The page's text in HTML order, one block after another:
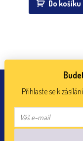
Do košíku
Přihlaste se k